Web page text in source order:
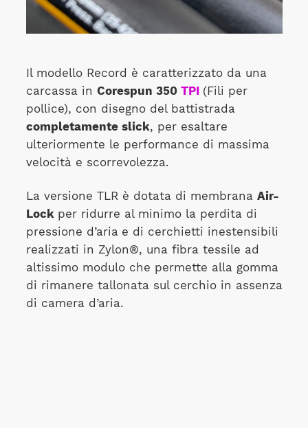
Il modello Record è caratterizzato da una
carcassa in Corespun 350 TPI (Fili per
pollice), con disegno del battistrada
completamente slick, per esaltare
ulteriormente le performance di massima
velocità e scorrevolezza.
La versione TLR è dotata di membrana Air-
Lock per ridurre al minimo la perdita di
pressione d’aria e di cerchietti inestensibili
realizzati in Zylon®, una fibra tessile ad
altissimo modulo che permette alla gomma
di rimanere tallonata sul cerchio in assenza
di camera d’aria.